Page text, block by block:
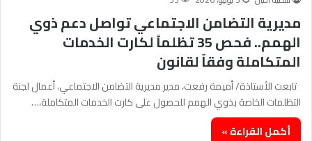
مديرية التضامن الاجتماعي تواصل دعم ذوي
الهمم.. فحص 35 تظلماً لكارت الخدمات
المتكاملة وفقاً لقانون
تابعت الأستاذة/ أميمة رفعت، مدير مديرية التضامن الاجتماعي، أعمال لجنة
التظلمات الخاصة بذوي الهمم للحصول على كارت الخدمات المتكاملة،…
أكمل القراءة »